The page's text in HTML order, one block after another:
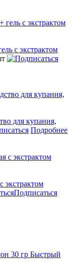
с экстрактом
для купания,
Подробнее
экстрактом
Подписаться
Быстрый